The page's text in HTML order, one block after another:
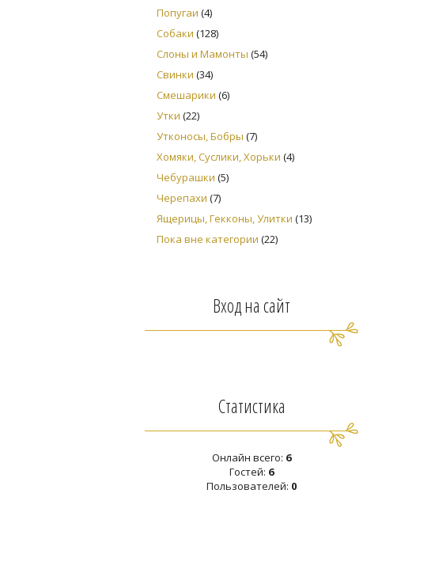
Попугаи (4)
Собаки (128)
Слоны и Мамонты (54)
Свинки (34)
Смешарики (6)
Утки (22)
Утконосы, Бобры (7)
Хомяки, Суслики, Хорьки (4)
Чебурашки (5)
Черепахи (7)
Ящерицы, Гекконы, Улитки (13)
Пока вне категории (22)
Вход на сайт
Статистика
Онлайн всего: 6
Гостей: 6
Пользователей: 0